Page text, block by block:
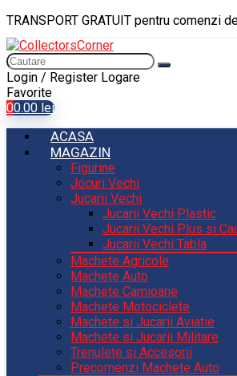
TRANSPORT GRATUIT pentru comenzi
Login / Register Logare
Favorite
00.00 lei
ACASA
MAGAZIN
Figurine
Jocuri Vechi
Jucarii Vechi
Jucarii Vechi Plastic
Jucarii Vechi Plus si
Jucarii Vechi Tabla
Machete Agricole
Machete Auto
Machete Camioane
Machete Motociclete
Machete si Jucarii Aviatie
Machete si Jucarii Militare
Trenulete si Accesorii
Precomenzi Machete Auto